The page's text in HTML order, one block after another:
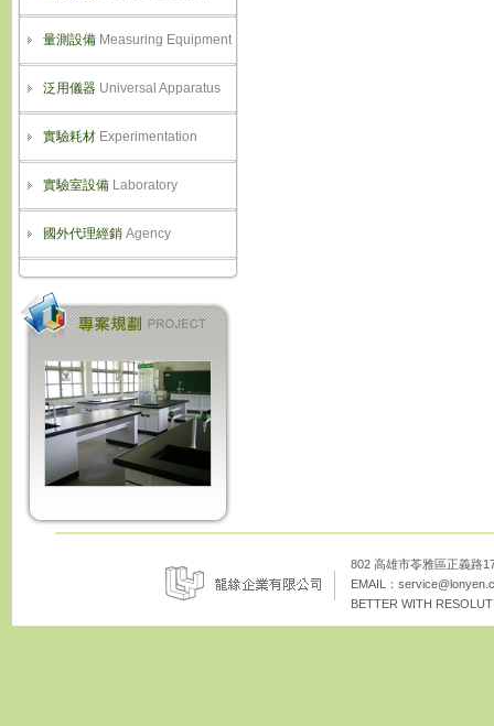
量測設備 Measuring Equipment
泛用儀器 Universal Apparatus
實驗耗材 Experimentation
實驗室設備 Laboratory
國外代理經銷 Agency
802 高雄市苓雅區正義
EMAIL：
BETTER WITH